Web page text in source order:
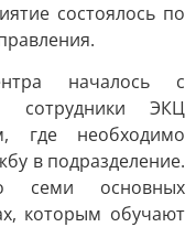
состоялось по
началось с
сотрудники ЭКЦ
где необходимо
в подразделение.
семи основных
которым обучают